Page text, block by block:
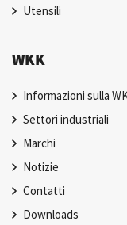
Utensili
WKK
Informazioni sulla
Settori industriali
Marchi
Notizie
Contatti
Downloads